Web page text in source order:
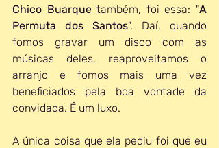
Chico Buarque também, foi essa: "A
Permuta dos Santos". Daí, quando
fomos gravar um disco com as
músicas deles, reaproveitamos o
arranjo e fomos mais uma vez
beneficiados pela boa vontade da
convidada. É um luxo.
A única coisa que ela pediu foi que eu